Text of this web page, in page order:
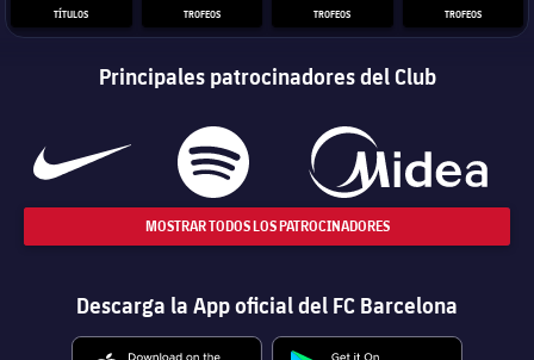
TÍTULOS TROFEOS TROFEOS TROFEOS
Principales patrocinadores del Club
MOSTRAR TODOS LOS PATROCINADORES
Descarga la App oficial del FC Barcelona